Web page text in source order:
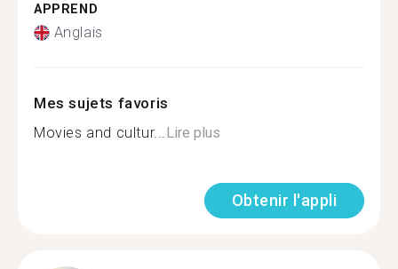
APPREND
Anglais
Mes sujets favoris
Movies and cultur...Lire plus
Obtenir l'appli